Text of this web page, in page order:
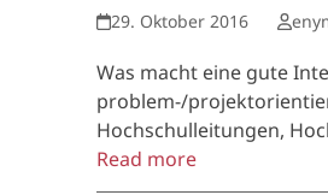
29. Oktober 2016
Was macht eine gute
problem-/
Hochschulleitungen,
Read more